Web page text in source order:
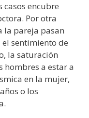
casos encubre
Por otra
la pareja pasan
sentimiento de
la saturación
hombres a estar a
en la mujer,
o los